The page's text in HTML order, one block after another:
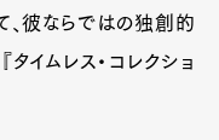
、彼ならではの独創的
イムレス・コレクショ